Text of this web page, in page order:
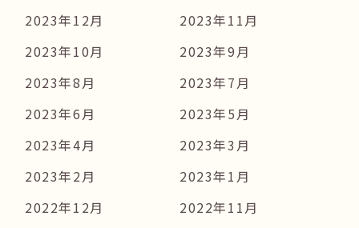
2023年12月
2023年11月
2023年10月
2023年9月
2023年8月
2023年7月
2023年6月
2023年5月
2023年4月
2023年3月
2023年2月
2023年1月
2022年12月
2022年11月